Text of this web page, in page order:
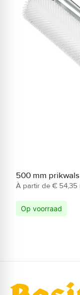
500 mm prikwals
€ 54,35
Op voorraad